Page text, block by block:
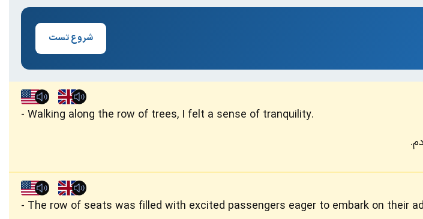
شروع تست
Walking along the row of trees, I felt a sense of tranquility.
The row of seats was filled with excited passengers eager to embark on their